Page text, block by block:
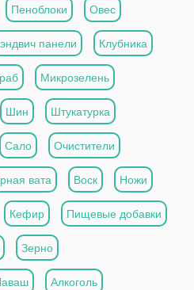
Пеноблоки Овес
панели Клубника
Микрозелень
Шин Штукатурка
Сало Очистители
вата Воск Ножи
Кефир Пищевые добавки
Зерно
Алкоголь